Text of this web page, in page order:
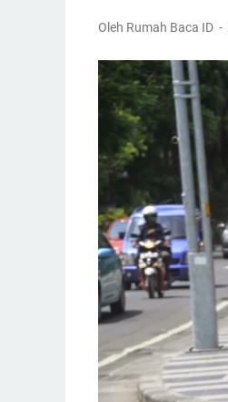
Oleh Rumah Baca ID